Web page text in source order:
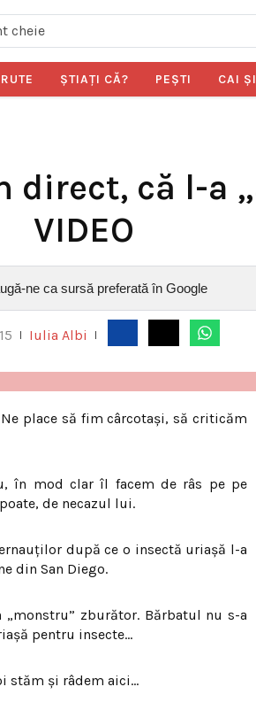
ŞTIAŢI CĂ? PEŞTI CAI
direct, că l-a
VIDEO
ne ca sursă preferată în Google
Iulia Albi
place să fim cârcotași, să criticăm
în mod clar îl facem de râs pe pe
de necazul lui.
după ce o insectă uriașă l-a
din San Diego.
„monstru” zburător. Bărbatul nu s-a
pentru insecte…
stăm și râdem aici…